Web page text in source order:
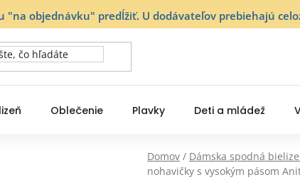
"na objednávku" predĺžiť. U dodávateľov prebiehajú
Oblečenie Plavky Deti a mládež
Domov / Dámska spodná
nohavičky s vysokým pásom